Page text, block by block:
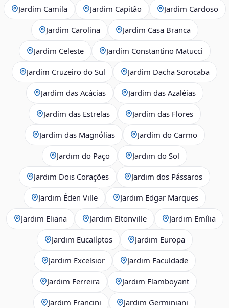
Jardim Camila Jardim Capitão Jardim Cardoso
Jardim Carolina Jardim Casa Branca
Jardim Celeste Jardim Constantino Matucci
Jardim Cruzeiro do Sul Jardim Dacha Sorocaba
Jardim das Acácias Jardim das Azaléias
Jardim das Estrelas Jardim das Flores
Jardim das Magnólias Jardim do Carmo
Jardim do Paço Jardim do Sol
Jardim Dois Corações Jardim dos Pássaros
Jardim Éden Ville Jardim Edgar Marques
Jardim Eliana Jardim Eltonville Jardim Emília
Jardim Eucalíptos Jardim Europa
Jardim Excelsior Jardim Faculdade
Jardim Ferreira Jardim Flamboyant
Jardim Francini Jardim Germiniani